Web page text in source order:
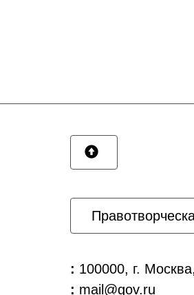
: 100000, г.
: mail@gov.ru